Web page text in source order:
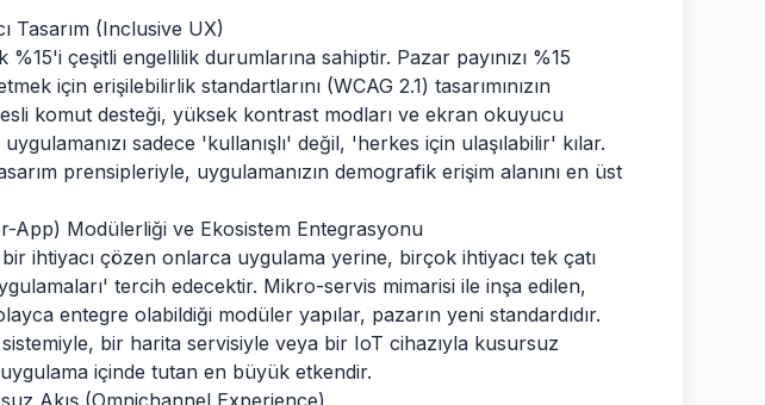
Tasarım (Inclusive UX)
çeşitli engellilik durumlarına sahiptir. Pazar payınızı %15
için erişilebilirlik standartlarını (WCAG 2.1) tasarımınızın
komut desteği, yüksek kontrast modları ve ekran okuyucu
sadece 'kullanışlı' değil, 'herkes için ulaşılabilir' kılar.
prensipleriyle, uygulamanızın demografik erişim alanını en üst
App) Modülerliği ve Ekosistem Entegrasyonu
ihtiyacı çözen onlarca uygulama yerine, birçok ihtiyacı tek çatı
tercih edecektir. Mikro-servis mimarisi ile inşa edilen,
entegre olabildiği modüler yapılar, pazarın yeni standardıdır.
bir harita servisiyle veya bir IoT cihazıyla kusursuz
uygulama içinde tutan en büyük etkendir.
Akış (Omnichannel Experience)